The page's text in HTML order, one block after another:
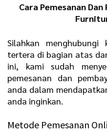
Cara Pemesanan
Silahkan
tertera di bagian atas
ini, kami sudah
pemesanan dan
anda dalam
anda inginkan.
Metode Pemesanan